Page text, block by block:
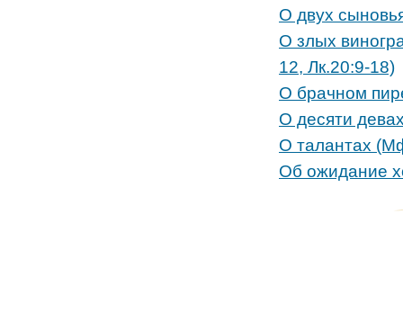
О двух
О злых
12, Лк.20:9-18)
О брачном
О десяти
О талантах
Об ожидание